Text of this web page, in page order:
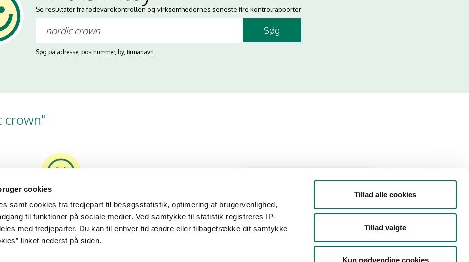
cookies
samt cookies fra tredjepart til besøgsstatistik, optimering af brugervenlighed,
til funktioner på sociale medier. Ved samtykke til statistik registreres IP-
med tredjeparter. Du kan til enhver tid ændre eller tilbagetrække dit samtykke
linket nederst på siden.
Tillad alle cookies
Tillad valgte
Kun nødvendige cookies
Se resultater fra fødevarekontrollen og virksomhedernes seneste fire kontrolrapporter
Søg
Søg på adresse, postnummer, by, firmanavn
crown"
14/11/24 Filtrer din søgning
Smiley